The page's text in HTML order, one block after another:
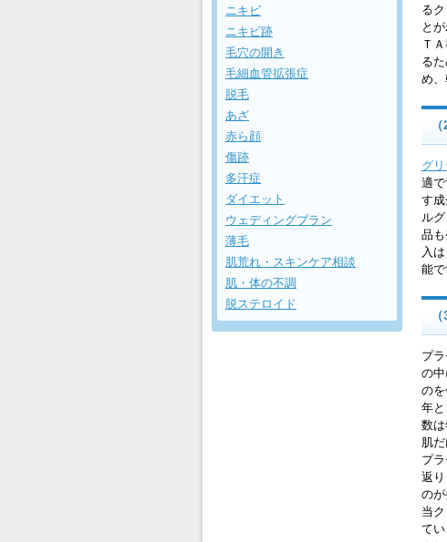
る
と
Ｔ
る
め、
グ
適
す
ル
品
入
能
プ
の
のを
年
数
肌
プ
返
の
当
て
ニキビ
ニキビ跡
毛穴の開き
毛細血管拡張症
脱毛
あざ
赤ら顔
傷跡
多汗症
ダイエット
ウェディングプラン
薄毛
肌荒れ・スキンケア相談
肌・体の不調
脱ステロイド